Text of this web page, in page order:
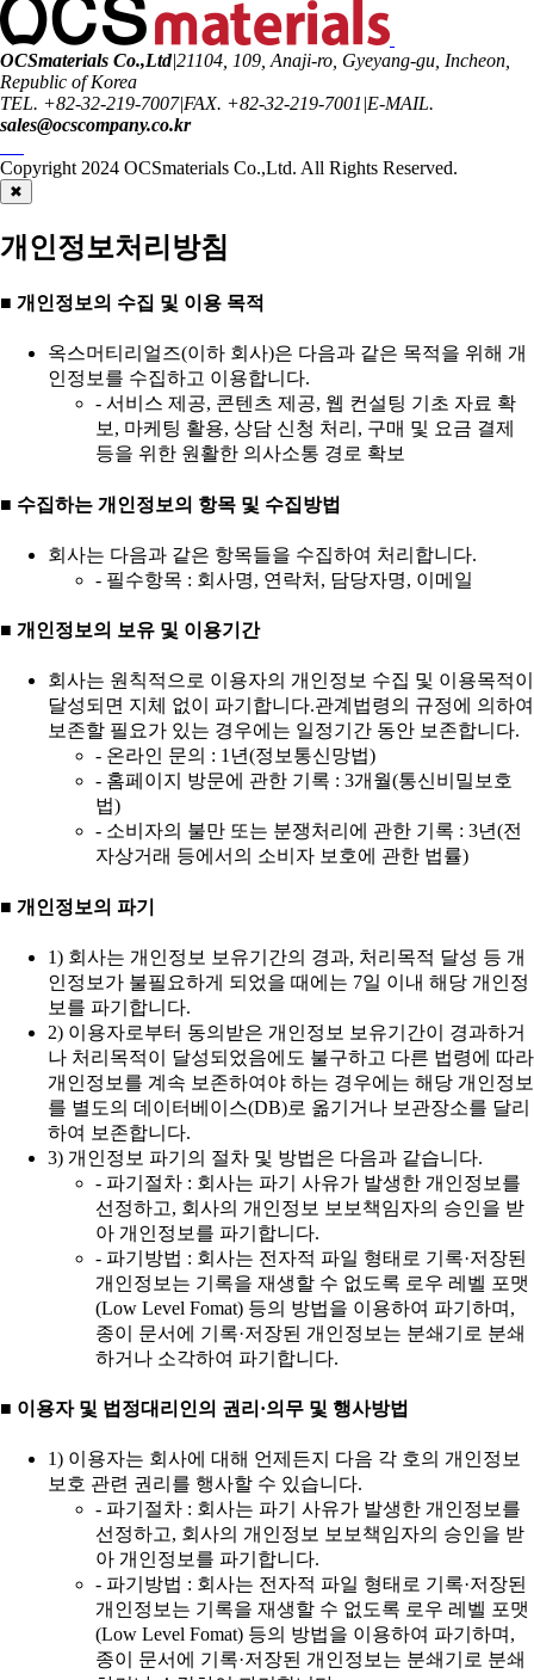
OCSmaterials Co.,Ltd|21104, 109, Anaji-ro, Gyeyang-gu, Incheon,
Republic of Korea
TEL. +82-32-219-7007|FAX. +82-32-219-7001 |E-MAIL.
sales@ocscompany.co.kr
Copyright 2024 OCSmaterials Co.,Ltd. All Rights Reserved.
✖
개인정보처리방침
■ 개인정보의 수집 및 이용 목적
옥스머티리얼즈(이하 회사)은 다음과 같은 목적을 위해 개
인정보를 수집하고 이용합니다.
- 서비스 제공, 콘텐츠 제공, 웹 컨설팅 기초 자료 확
보, 마케팅 활용, 상담 신청 처리, 구매 및 요금 결제
등을 위한 원활한 의사소통 경로 확보
■ 수집하는 개인정보의 항목 및 수집방법
회사는 다음과 같은 항목들을 수집하여 처리합니다.
- 필수항목 : 회사명, 연락처, 담당자명, 이메일
■ 개인정보의 보유 및 이용기간
회사는 원칙적으로 이용자의 개인정보 수집 및 이용목적이
달성되면 지체 없이 파기합니다.관계법령의 규정에 의하여
보존할 필요가 있는 경우에는 일정기간 동안 보존합니다.
- 온라인 문의 : 1년(정보통신망법)
- 홈페이지 방문에 관한 기록 : 3개월(통신비밀보호
법)
- 소비자의 불만 또는 분쟁처리에 관한 기록 : 3년(전
자상거래 등에서의 소비자 보호에 관한 법률)
■ 개인정보의 파기
1) 회사는 개인정보 보유기간의 경과, 처리목적 달성 등 개
인정보가 불필요하게 되었을 때에는 7일 이내 해당 개인정
보를 파기합니다.
2) 이용자로부터 동의받은 개인정보 보유기간이 경과하거
나 처리목적이 달성되었음에도 불구하고 다른 법령에 따라
개인정보를 계속 보존하여야 하는 경우에는 해당 개인정보
를 별도의 데이터베이스(DB)로 옮기거나 보관장소를 달리
하여 보존합니다.
3) 개인정보 파기의 절차 및 방법은 다음과 같습니다.
- 파기절차 : 회사는 파기 사유가 발생한 개인정보를
선정하고, 회사의 개인정보 보보책임자의 승인을 받
아 개인정보를 파기합니다.
- 파기방법 : 회사는 전자적 파일 형태로 기록·저장된
개인정보는 기록을 재생할 수 없도록 로우 레벨 포맷
(Low Level Fomat) 등의 방법을 이용하여 파기하며,
종이 문서에 기록·저장된 개인정보는 분쇄기로 분쇄
하거나 소각하여 파기합니다.
■ 이용자 및 법정대리인의 권리·의무 및 행사방법
1) 이용자는 회사에 대해 언제든지 다음 각 호의 개인정보
보호 관련 권리를 행사할 수 있습니다.
- 파기절차 : 회사는 파기 사유가 발생한 개인정보를
선정하고, 회사의 개인정보 보보책임자의 승인을 받
아 개인정보를 파기합니다.
- 파기방법 : 회사는 전자적 파일 형태로 기록·저장된
개인정보는 기록을 재생할 수 없도록 로우 레벨 포맷
(Low Level Fomat) 등의 방법을 이용하여 파기하며,
종이 문서에 기록·저장된 개인정보는 분쇄기로 분쇄